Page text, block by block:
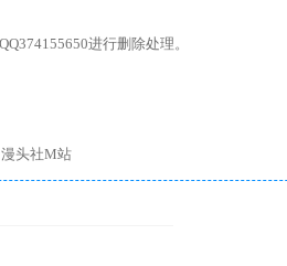
进行删除处理。
qq群：167200861 微信公众号：漫头社M站